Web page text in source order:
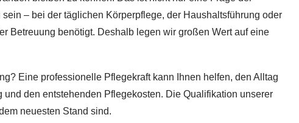
– bei der täglichen Körperpflege, der Haushaltsführung oder
Betreuung benötigt. Deshalb legen wir großen Wert auf eine
Eine professionelle Pflegekraft kann Ihnen helfen, den Alltag
den entstehenden Pflegekosten. Die Qualifikation unserer
neuesten Stand sind.